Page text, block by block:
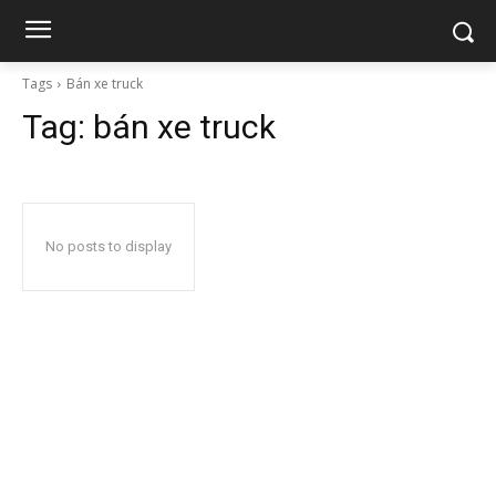
Tags Bán xe truck
Tag: bán xe truck
No posts to display